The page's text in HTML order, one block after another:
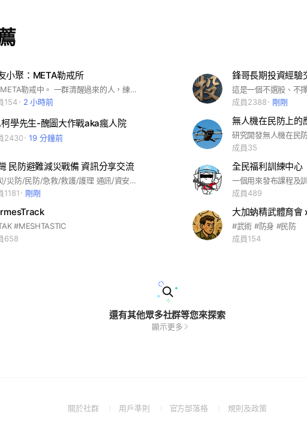
小聚：META勒戒所
🧘‍♀️ META勒戒中。 一群清醒過來的人，練習不再被 #META 演算法餵毒 #臉書 #FB #IG #Threads #去中心化 #聯邦宇宙 #熱門社群 #脆
154
2 小時前
鋒哥長期投資經驗
成員2388
剛剛
柯學先生-醜圖大作戰aka瘋人院
2430 19 分鐘前
無人機在民防上的
成員35
民防避難減災戰備 資訊分享交流
防災/災防/民防/急救/救護/護理 通訊/資安/無線電/自訓團 民間韌性/緊急應變/自主防衛 地震/颱風/火山/海嘯/水災/火災/風災 土石流/堰塞湖 等相關等資源資訊分享交流～ 台北/新北/雙北/桃園/台中/台南/高雄 基隆/宜蘭/新竹/苗栗/彰化/南投/雲林 嘉義/屏東/花蓮/台東/澎湖/金門/馬祖
1181
剛剛
全民福利訓練中心
成員489
#MESHTASTIC
658
#武術 #防身 #民防
成員154
還有其他眾多社群等您來探索
顯示更多
關於社群
(Open用戶準則
(Open官方部落格
(Open規則及政策(Open